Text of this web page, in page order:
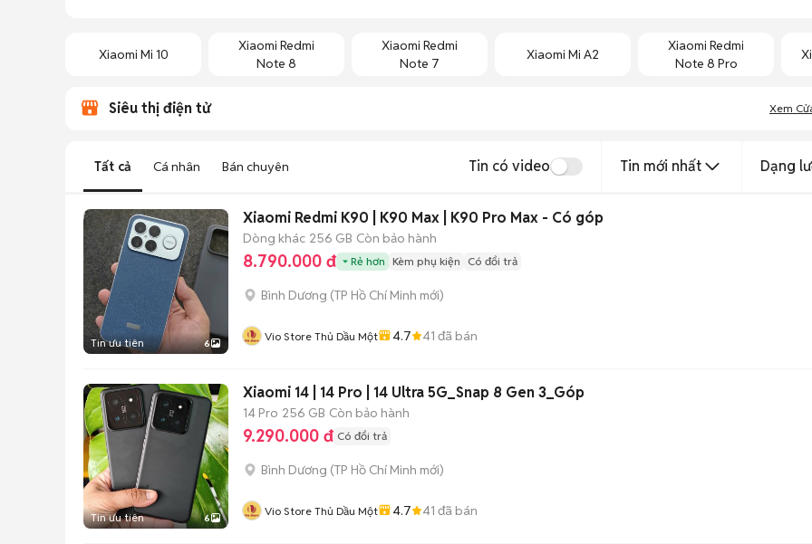
Xiaomi Mi 10
Xiaomi Redmi
Note 8
Xiaomi Redmi
Note 7
Xiaomi Mi A2
Xiaomi Redmi
Note 8 Pro
Siêu thị điện tử Xem
Tất cả Cá nhân Bán chuyên Tin có video Tin mới nhất Dạng
Tin ưu tiên 6
Xiaomi Redmi K90 | K90 Max | K90 Pro Max - Có góp
Dòng khác 256 GB Còn bảo hành
8.790.000 đ Rẻ hơn Kèm phụ kiện Có đổi trả
Bình Dương (TP Hồ Chí Minh mới)
Vio Store Thủ Dầu Một 4.7 41 đã bán
Tin ưu tiên 6
Xiaomi 14 | 14 Pro | 14 Ultra 5G_Snap 8 Gen 3_Góp
14 Pro 256 GB Còn bảo hành
9.290.000 đ Có đổi trả
Bình Dương (TP Hồ Chí Minh mới)
Vio Store Thủ Dầu Một 4.7 41 đã bán